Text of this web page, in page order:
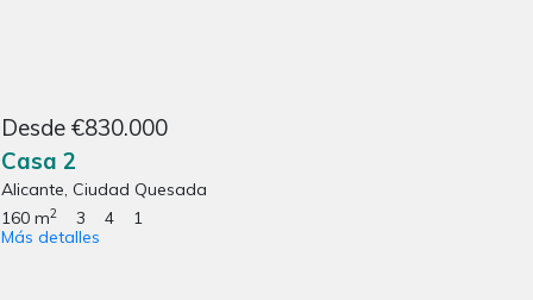
Desde €830.000
Casa 2
Alicante, Ciudad Quesada
160 m2 3 4
1
Más detalles